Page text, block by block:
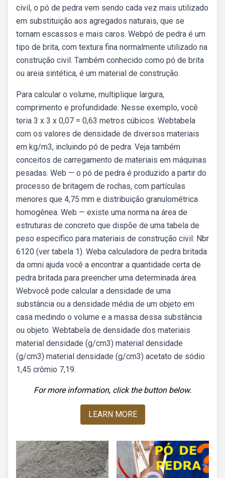
civil, o pó de pedra vem sendo cada vez mais utilizado
em substituição aos agregados naturais, que se
tornam escassos e mais caros. Webpó de pedra é um
tipo de brita, com textura fina normalmente utilizado na
construção civil. Também conhecido como pó de brita
ou areia sintética, é um material de construção.
Para calcular o volume, multiplique largura,
comprimento e profundidade. Nesse exemplo, você
teria 3 x 3 x 0,07 = 0,63 metros cúbicos. Webtabela
com os valores de densidade de diversos materiais
em kg/m3, incluindo pó de pedra. Veja também
conceitos de carregamento de materiais em máquinas
pesadas. Web — o pó de pedra é produzido a partir do
processo de britagem de rochas, com partículas
menores que 4,75 mm e distribuição granulométrica
homogênea. Web — existe uma norma na área de
estruturas de concreto que dispõe de uma tabela de
peso específico para materiais de construção civil: Nbr
6120 (ver tabela 1). Weba calculadora de pedra britada
da omni ajuda você a encontrar a quantidade certa de
pedra britada para preencher uma determinada área.
Webvocê pode calcular a densidade de uma
substância ou a densidade média de um objeto em
casa medindo o volume e a massa dessa substância
ou objeto. Webtabela de densidade dos materiais
material densidade (g/cm3) material densidade
(g/cm3) material densidade (g/cm3) acetato de sódio
1,45 crômio 7,19.
For more information, click the button below.
LEARN MORE